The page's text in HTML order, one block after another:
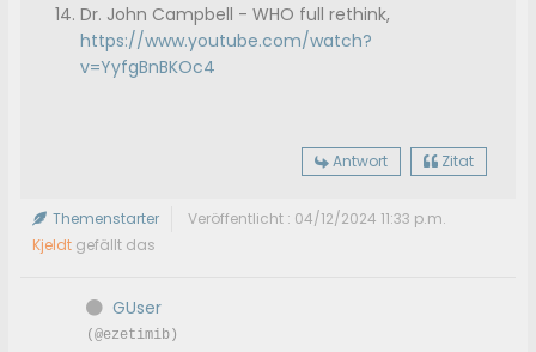
Dr. John Campbell - WHO full rethink,
https://www.youtube.com/watch?
v=YyfgBnBKOc4
Antwort Zitat
Themenstarter
Veröffentlicht : 04/12/2024 11:33 p.m.
Kjeldt gefällt das
GUser
(@ezetimib)